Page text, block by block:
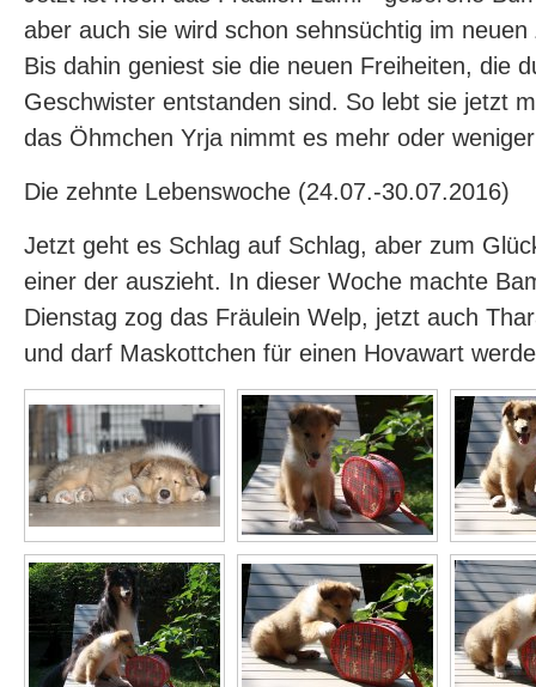
aber auch sie wird schon sehnsüchtig im
Bis dahin geniest sie die neuen Freiheiten, die
Geschwister entstanden sind. So lebt sie jetzt
das Öhmchen Yrja nimmt es mehr oder
Die zehnte Lebenswoche (24.07.-30.07.2016)
Jetzt geht es Schlag auf Schlag, aber zum
einer der auszieht. In dieser Woche machte
Dienstag zog das Fräulein Welp, jetzt auch
und darf Maskottchen für einen Hovawart